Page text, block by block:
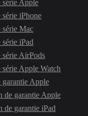
série Apple
iPhone
série Mac
iPad
série AirPods
Apple Watch
garantie Apple
de garantie Apple
de garantie iPad